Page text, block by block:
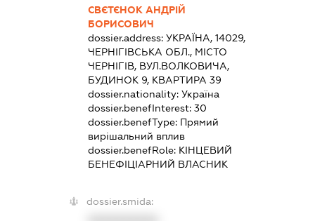
СВЄТЄНОК АНДРІЙ
БОРИСОВИЧ
dossier.address:УКРАЇНА, 14029,
ЧЕРНІГІВСЬКА ОБЛ., МІСТО
ЧЕРНІГІВ, ВУЛ.ВОЛКОВИЧА,
БУДИНОК 9, КВАРТИРА 39
dossier.nationality:Україна
dossier.benefInterest:30
dossier.benefType: Прямий
вирішальний вплив
dossier.benefRole: КІНЦЕВИЙ
БЕНЕФІЦІАРНИЙ ВЛАСНИК
dossier.smida: